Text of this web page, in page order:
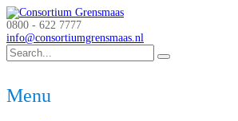
0800 - 622 7777
info@consortiumgrensmaas.nl
Menu